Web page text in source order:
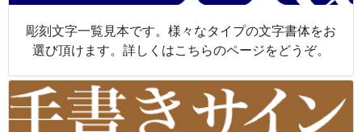
彫刻文字一覧見本です。様々なタイプの文字書体をお
選び頂けます。詳しくはこちらのページをどうぞ。